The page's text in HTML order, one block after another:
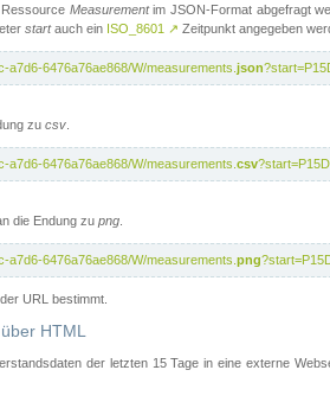
Measurementim JSON-Format abgefragt
startauch ein ISO_8601 ↗ Zeitpunkt angegeben
6476a76ae868/W/measurements. json
zu csv
6476a76ae868/W/measurements. csv?start=P15D
die Endung zu png
6476a76ae868/W/measurements. png
URL bestimmt.
HTML
der letzten 15 Tage in eine externe